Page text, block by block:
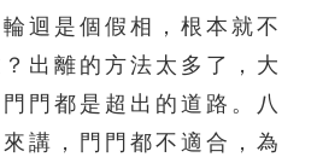
是個假相，根本就不
出離的方法太多了，大
門都是超出的道路。八
講，門門都不適合，為